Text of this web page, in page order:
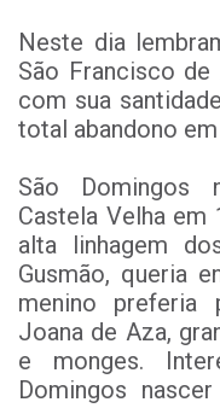
Neste dia
São Francisco
com sua
total abandono
São Domingos
Castela Velha em
alta linhagem
Gusmão, queria
menino preferia
Joana de Aza,
e monges.
Domingos